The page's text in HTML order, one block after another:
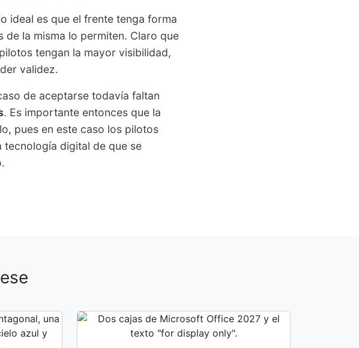
ideal es que el frente tenga forma
la misma lo permiten. Claro que
tengan la mayor visibilidad,
validez.
de aceptarse todavía faltan
. Es importante entonces que la
pues en este caso los pilotos
tecnología digital de que se